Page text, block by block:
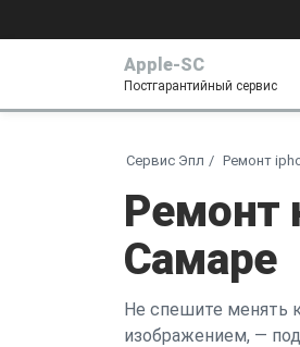
Apple-SC
Постгарантийный сервис
Сервис Эпл Ремонт
Ремонт
Самаре
Не спешите менять
изображением, —